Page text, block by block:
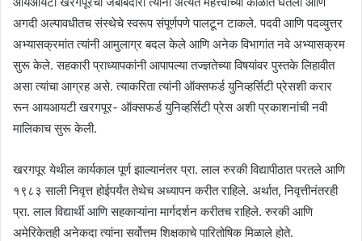
अगदी अल्पावधीतच संस्थेचे स्वरूप संपूर्णपणे पालटून टाकले. पदवी आणि पदव्युत्तर
अभ्यासक्रमांत त्यांनी आमुलाग्र बदल केले आणि अनेक विभागांत नवे अभ्यासक्रम
सुरू केले. सहकारी प्राध्यापकांनी आपापल्या तज्ज्ञतेच्या विषयांवर पुस्तके लिहावीत
असा त्यांचा आग्रह असे. त्याकरिता त्यांनी ऑक्सफर्ड युनिव्हर्सिटी प्रेसशी करार
रून आयआयटी खरगपूर- ऑक्सफर्ड युनिव्हर्सिटी प्रेस अशी प्रकाशनांची नवी
मालिकाच सुरू केली.
खरगपूर येथील कार्यकाल पूर्ण झाल्यानंतर प्रा. लाल रुरकी विद्यापीठात परतले आणि
१९८३ साली निवृत्त होईपर्यंत तेथेच अध्यापन करीत राहिले. अर्थात, निवृत्तीनंतरही
प्रा. लाल विद्यार्थी आणि सहकाऱ्यांना मार्गदर्शन करीतच राहिले. रुरकी आणि
अमेरिकेतही अनेकदा त्यांना सर्वोत्तम शिक्षकाचे पारितोषिक मिळाले होते.